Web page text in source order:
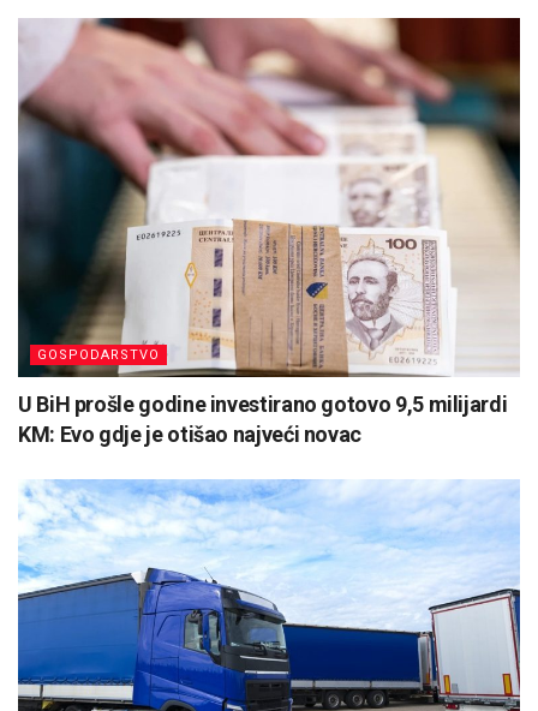
GOSPODARSTVO
U BiH prošle godine investirano gotovo 9,5 milijardi
KM: Evo gdje je otišao najveći novac